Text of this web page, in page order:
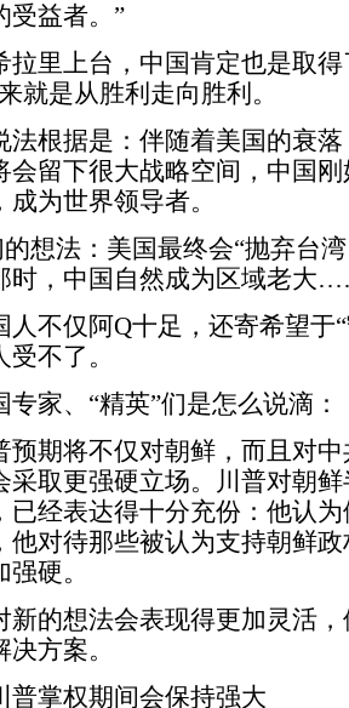
受益者。”
拉里上台，中国肯定也是取
就是从胜利走向胜利。
法根据是：伴随着美国的衰
会留下很大战略空间，中国
为世界领导者。
想法：美国最终会“抛弃台
，中国自然成为区域老
人不仅阿Q十足，还寄希望于
不了。
家、“精英”们是怎么说滴：
预期将不仅对朝鲜，而且对
采取更强硬立场。川普对朝
已经表达得十分充份：他认
他对待那些被认为支持朝鲜
硬。
新的想法会表现得更加灵活
方案。
普掌权期间会保持强大